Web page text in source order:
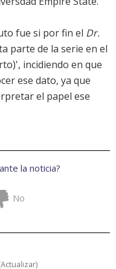
fue si por fin el Dr.
parte de la serie en el
incidiendo en que
ese dato, ya que
el papel ese
la noticia?
No
Actualizar)